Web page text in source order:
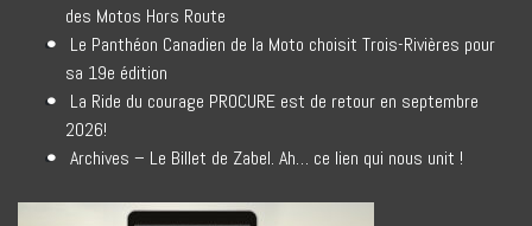
des Motos Hors Route
Le Panthéon Canadien de la Moto choisit Trois-Rivières pour
sa 19e édition
La Ride du courage PROCURE est de retour en septembre
2026!
Archives – Le Billet de Zabel. Ah… ce lien qui nous unit !